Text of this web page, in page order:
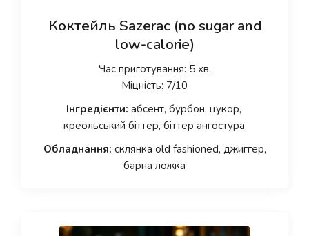
Коктейль Sazerac (no sugar and
low-calorie)
Час приготування: 5 хв.
Міцність: 7/10
Інгредієнти: абсент, бурбон, цукор,
креольський біттер, біттер ангостура
Обладнання: склянка old fashioned, джиггер,
барна ложка